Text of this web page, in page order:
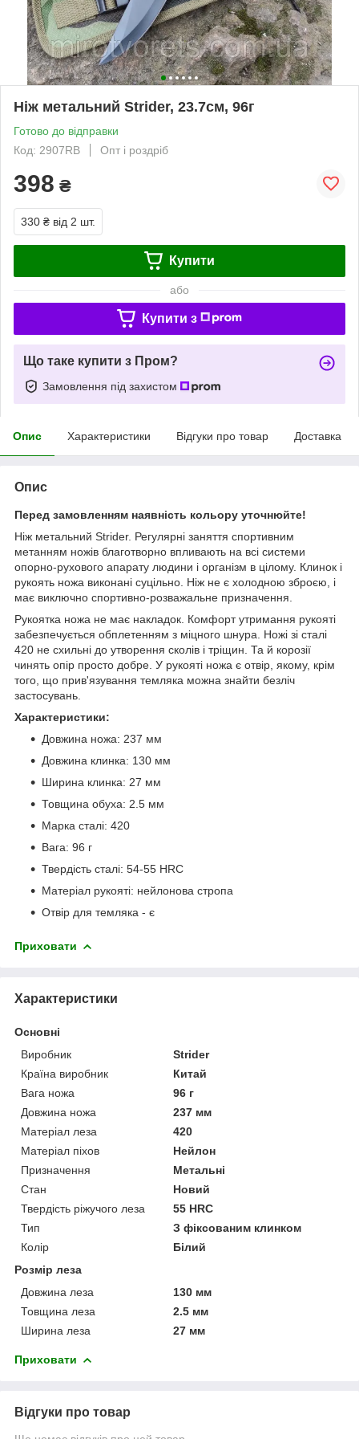
Ніж метальний Strider, 23.7см, 96г
Готово до відправки
Код: 2907RB
Опт і роздріб
398 ₴
330 ₴ від 2 шт.
Купити
або
Купити з
Що таке купити з Пром?
Замовлення під захистом
Опис Характеристики Відгуки про товар Доставка
Опис
Перед замовленням наявність кольору уточнюйте!
Ніж метальний Strider. Регулярні заняття спортивним
метанням ножів благотворно впливають на всі системи
опорно-рухового апарату людини і організм в цілому. Клинок і
рукоять ножа виконані суцільно. Ніж не є холодною зброєю, і
має виключно спортивно-розважальне призначення.
Рукоятка ножа не має накладок. Комфорт утримання рукояті
забезпечується обплетенням з міцного шнура. Ножі зі сталі
420 не схильні до утворення сколів і тріщин. Та й корозії
чинять опір просто добре. У рукояті ножа є отвір, якому, крім
того, що прив'язування темляка можна знайти безліч
застосувань.
Характеристики:
Довжина ножа: 237 мм
Довжина клинка: 130 мм
Ширина клинка: 27 мм
Товщина обуха: 2.5 мм
Марка сталі: 420
Вага: 96 г
Твердість сталі: 54-55 HRC
Матеріал рукояті: нейлонова стропа
Отвір для темляка - є
Приховати
Характеристики
Основні
Виробник
Strider
Країна виробник
Китай
Вага ножа
96 г
Довжина ножа
237 мм
Матеріал леза
420
Матеріал піхов
Нейлон
Призначення
Метальні
Стан
Новий
Твердість ріжучого леза
55 HRC
Тип
З фіксованим клинком
Колір
Білий
Розмір леза
Довжина леза
130 мм
Товщина леза
2.5 мм
Ширина леза
27 мм
Приховати
Відгуки про товар